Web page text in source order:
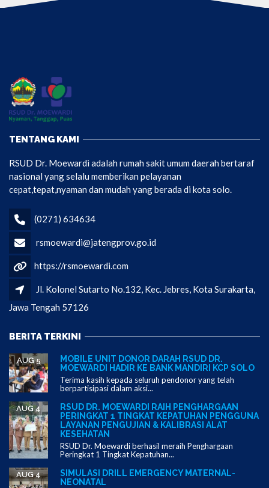
TENTANG KAMI
RSUD Dr. Moewardi adalah rumah sakit umum daerah bertaraf
nasional yang selalu memberikan pelayanan
cepat,tepat,nyaman dan mudah yang berada di kota solo.
(0271) 634634
rsmoewardi@jatengprov.go.id
https://rsmoewardi.com
Jl. Kolonel Sutarto No.132, Kec. Jebres, Kota Surakarta,
Jawa Tengah 57126
BERITA TERKINI
MOBILE UNIT DONOR DARAH RSUD DR.
MOEWARDI HADIR KE BANK MANDIRI KCP SOLO
AUG 5
Terima kasih kepada seluruh pendonor yang telah
berpartisipasi dalam aksi...
RSUD DR. MOEWARDI RAIH PENGHARGAAN
PERINGKAT 1 TINGKAT KEPATUHAN PENGGUNA
LAYANAN PENGUJIAN & KALIBRASI ALAT
KESEHATAN
AUG 4
RSUD Dr. Moewardi berhasil meraih Penghargaan
Peringkat 1 Tingkat Kepatuhan...
SIMULASI DRILL EMERGENCY MATERNAL-
NEONATAL
AUG 4